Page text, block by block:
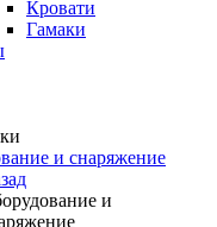
Кровати
Гамаки
и снаряжение
и